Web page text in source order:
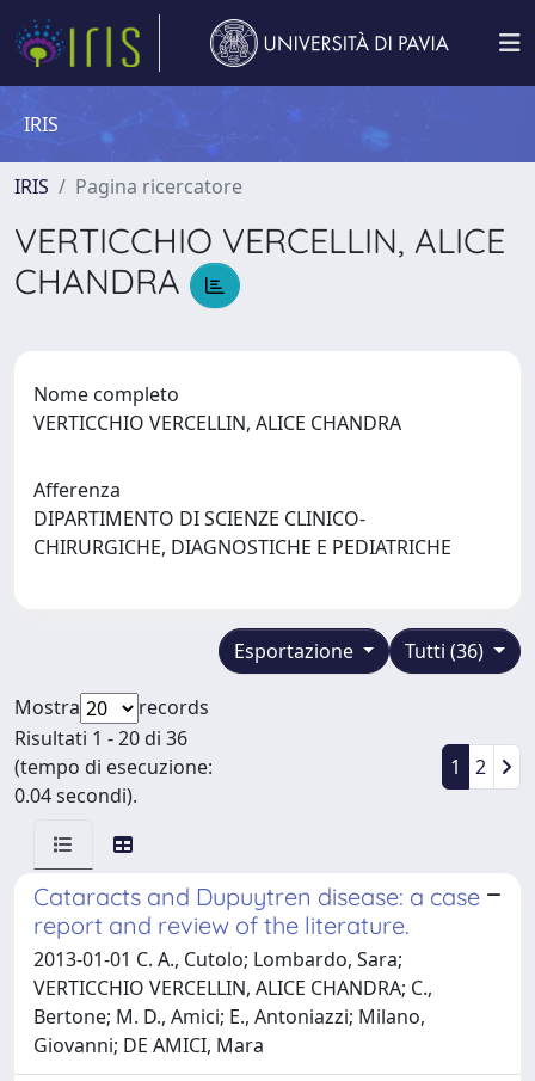
IRIS
IRIS Pagina ricercatore
VERTICCHIO VERCELLIN, ALICE
CHANDRA
Nome completo
VERTICCHIO VERCELLIN, ALICE CHANDRA
Afferenza
DIPARTIMENTO DI SCIENZE CLINICO-
CHIRURGICHE, DIAGNOSTICHE E PEDIATRICHE
Tutti (36)
Esportazione
Mostra
records
Risultati 1 - 20 di 36
(tempo di esecuzione:
0.04 secondi).
1 2
Cataracts and Dupuytren disease: a case
report and review of the literature.
2013-01-01 C. A., Cutolo; Lombardo, Sara;
VERTICCHIO VERCELLIN, ALICE CHANDRA; C.,
Bertone; M. D., Amici; E., Antoniazzi; Milano,
Giovanni; DE AMICI, Mara